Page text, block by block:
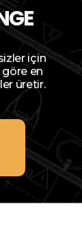
için
göre en
üretir.